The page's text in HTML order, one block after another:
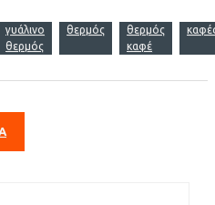
γυάλινο
θερμός
θερμός
θερμός
καφέ